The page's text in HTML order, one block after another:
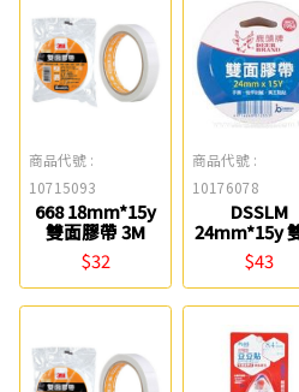
商品代號 :
10715093
668 18mm*15y
雙面膠帶 3M
$32
商品代號 :
10176078
DSSLM
24mm*15y
$43